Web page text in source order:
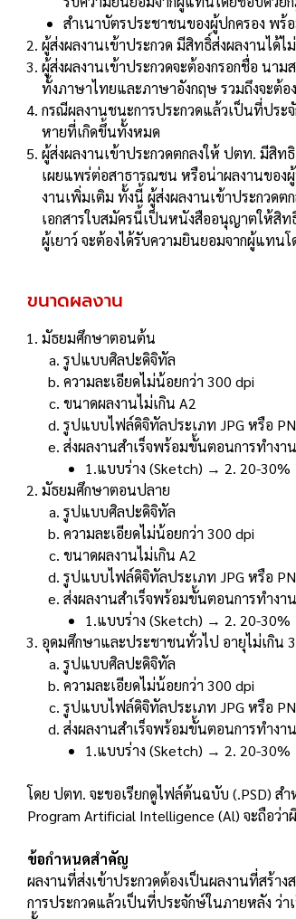
สำเนาบัตรประชาชนของผู้ปกครอง พร้
ผู้ส่งผลงานเข้าประกวด มีสิทธิ์ส่งผลงานได้
ผู้ส่งผลงานเข้าประกวดจะต้องกรอกชื่อ นา
ทั้งภาษาไทยและภาษาอังกฤษ รวมถึงจะต้
กรณีผลงานชนะการประกวดแล้วเป็นที่ประ
หายที่เกิดขึ้นทั้งหมด
ผู้ส่งผลงานเข้าประกวดตกลงให้ ปตท. มีสิท
เผยแพร่ต่อสาธารณชน หรือน่าผลงานของ
งานเพิ่มเติม ทั้งนี้ ผู้ส่งผลงานเข้าประกวดต
เอกสารใบสมัครนี้เป็นหนังสืออนุญาตให้สิ
ผู้เยาว์ จะต้องได้รับความยินยอมจากผู้แทน
ขนาดผลงาน
มัธยมศึกษาตอนต้น
รูปแบบศิลปะดิจิทัล
ความละเอียดไม่น้อยกว่า 300 dpi
ขนาดผลงานไม่เกิน A2
รูปแบบไฟล์ดิจิทัลประเภท JPG หรือ
ส่งผลงานสําเร็จพร้อมขั้นตอนการทําง
1.แบบร่าง (Sketch) → 2. 20-
มัธยมศึกษาตอนปลาย
รูปแบบศิลปะดิจิทัล
ความละเอียดไม่น้อยกว่า 300 dpi
ขนาดผลงานไม่เกิน A2
รูปแบบไฟล์ดิจิทัลประเภท JPG หรือ
ส่งผลงานสําเร็จพร้อมขั้นตอนการทําง
1.แบบร่าง (Sketch) → 2. 20-
อุดมศึกษาและประชาชนทั่วไป อายุไม่เกิน
รูปแบบศิลปะดิจิทัล
ความละเอียดไม่น้อยกว่า 300 dpi
รูปแบบไฟล์ดิจิทัลประเภท JPG หรือ
ส่งผลงานสําเร็จพร้อมขั้นตอนการทําง
1.แบบร่าง (Sketch) → 2. 20-
โดย ปตท. จะขอเรียกดูไฟล์ต้นฉบับ (.PSD) สํ
Program Artificial Intelligence (Al) จะถือว่
ข้อกําหนดสําคัญ
ผลงานที่ส่งเข้าประกวดต้องเป็นผลงานที่สร้า
การประกวดแล้วเป็นที่ประจักษ์ในภายหลัง ว่